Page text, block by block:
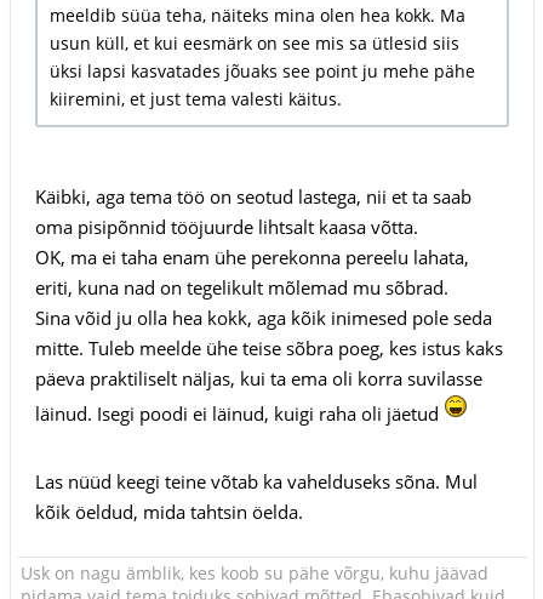
meeldib süüa teha, näiteks mina olen hea kokk. Ma
usun küll, et kui eesmärk on see mis sa ütlesid siis
üksi lapsi kasvatades jõuaks see point ju mehe pähe
kiiremini, et just tema valesti käitus.
Käibki, aga tema töö on seotud lastega, nii et ta saab
oma pisipõnnid tööjuurde lihtsalt kaasa võtta.
OK, ma ei taha enam ühe perekonna pereelu lahata,
eriti, kuna nad on tegelikult mõlemad mu sõbrad.
Sina võid ju olla hea kokk, aga kõik inimesed pole seda
mitte. Tuleb meelde ühe teise sõbra poeg, kes istus kaks
päeva praktiliselt näljas, kui ta ema oli korra suvilasse
läinud. Isegi poodi ei läinud, kuigi raha oli jäetud
Las nüüd keegi teine võtab ka vahelduseks sõna. Mul
kõik öeldud, mida tahtsin öelda.
Usk on nagu ämblik, kes koob su pähe võrgu, kuhu jäävad